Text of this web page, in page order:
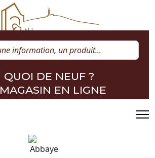
Rechercher
QUOI DE NEUF ?
MAGASIN EN LIGNE